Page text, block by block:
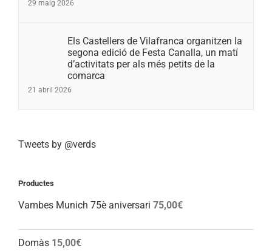
29 maig 2026
Els Castellers de Vilafranca organitzen la
segona edició de Festa Canalla, un matí
d’activitats per als més petits de la
comarca
21 abril 2026
Tweets by @verds
Productes
Vambes Munich 75è aniversari 75,00€
Domàs 15,00€